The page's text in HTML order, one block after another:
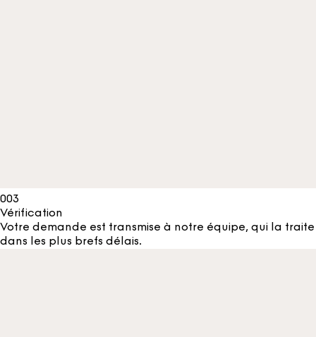
003
Vérification
Votre demande est transmise à notre équipe, qui la traite
dans les plus brefs délais.